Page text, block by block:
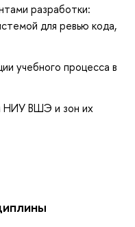
разработки:
для ревью кода,
учебного процесса в
НИУ ВШЭ и зон их